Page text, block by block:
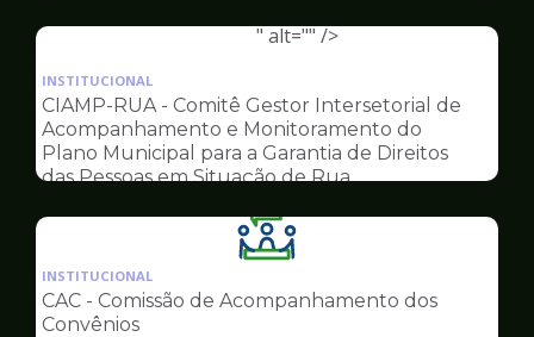
" alt="" />
Ilustração
pagina
de
Conselhos
INSTITUCIONAL
CIAMP-RUA - Comitê Gestor Intersetorial de
Acompanhamento e Monitoramento do
Plano Municipal para a Garantia de Direitos
das Pessoas em Situação de Rua
Ilustração
da
pagina
INSTITUCIONAL
CAC - Comissão de Acompanhamento dos
Convênios